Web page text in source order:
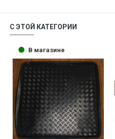
С ЭТОЙ КАТЕГОРИИ
В магазине